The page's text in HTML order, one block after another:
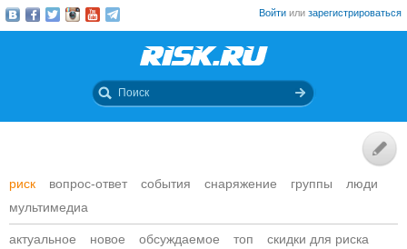
Войти или зарегистрироваться
риск вопрос-ответ события снаряжение группы
люди
мультимедиа
актуальное новое обсуждаемое топ скидки для риска